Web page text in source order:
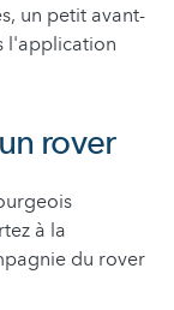
un petit avant-
l'application
rover
à la
du rover